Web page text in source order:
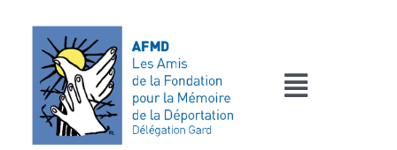
contenu
Toggle
AFMD 30